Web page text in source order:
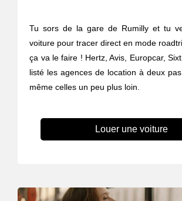
Tu sors de la gare de Rumilly et tu
voiture pour tracer direct en mode
ça va le faire ! Hertz, Avis, Europcar,
listé les agences de location à deux
même celles un peu plus loin.
Louer une voiture